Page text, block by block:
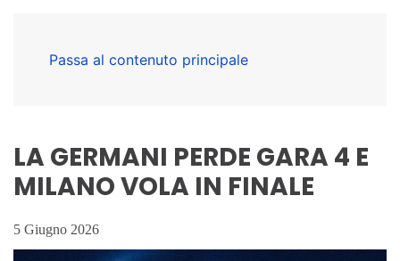
Passa al contenuto principale
LA GERMANI PERDE GARA 4 E
MILANO VOLA IN FINALE
5 Giugno 2026